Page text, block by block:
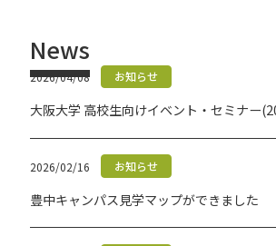
News
2026/04/08 お知らせ
大阪大学 高校生向けイベント・セミナー
2026/02/16 お知らせ
豊中キャンパス見学マップができました